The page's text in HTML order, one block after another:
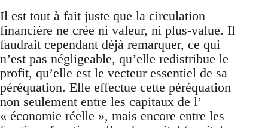
Il est tout à fait juste que la circulation
financière ne crée ni valeur, ni plus-value. Il
faudrait cependant déjà remarquer, ce qui
n’est pas négligeable, qu’elle redistribue le
profit, qu’elle est le vecteur essentiel de sa
péréquation. Elle effectue cette péréquation
non seulement entre les capitaux de l’
« économie réelle », mais encore entre les